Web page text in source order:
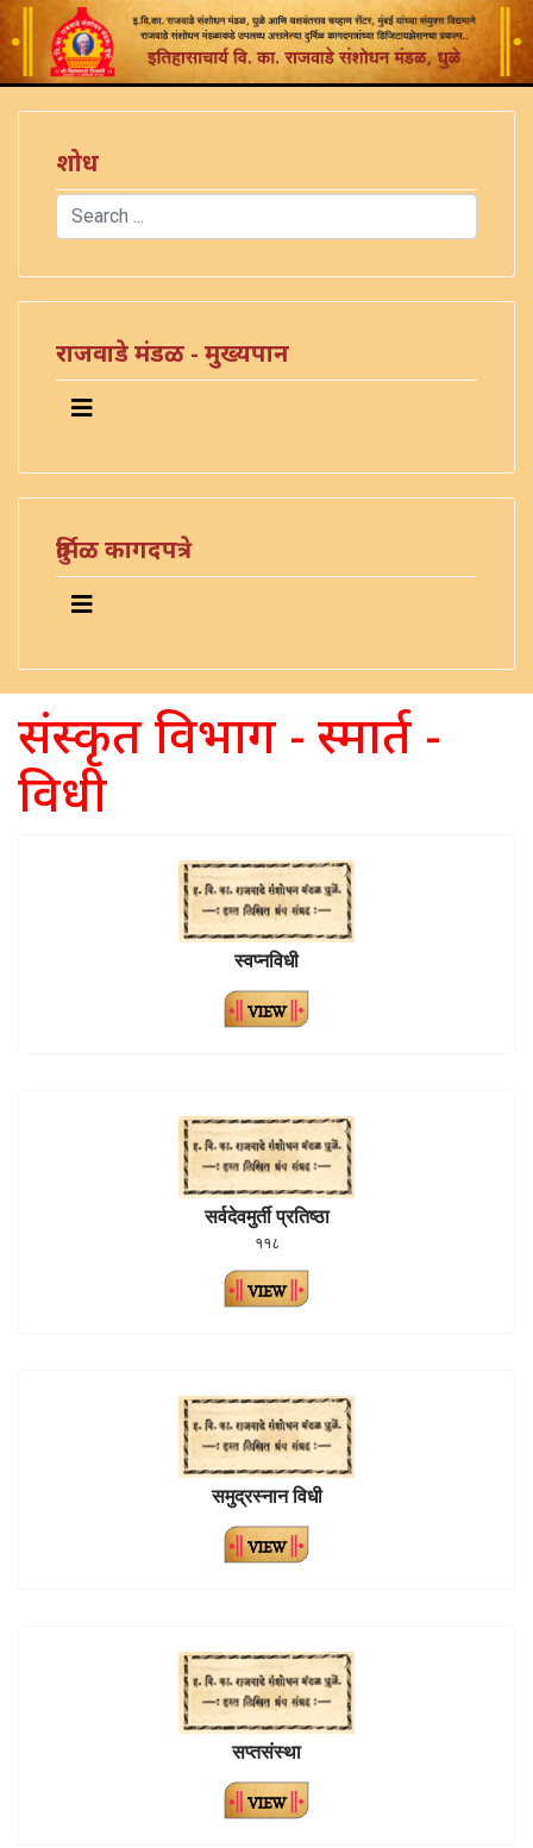
शोध
Search
राजवाडे मंडळ - मुख्यपान
दुर्मिळ कागदपत्रे
संस्कृत विभाग - स्मार्त -
विधी
स्वप्नविधी
सर्वदेवमुर्ती प्रतिष्ठा
११८
समुद्रस्नान विधी
सप्तसंस्था